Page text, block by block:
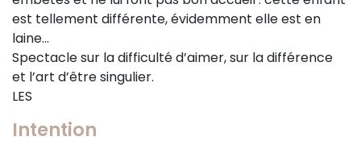
est tellement différente, évidemment elle est en
laine…
Spectacle sur la difficulté d’aimer, sur la différence
et l’art d’être singulier.
LES
Intention